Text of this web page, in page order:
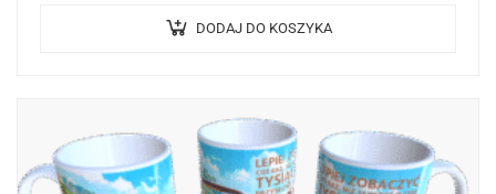
estetyką. Centralnym elementem projektu…
DODAJ DO KOSZYKA